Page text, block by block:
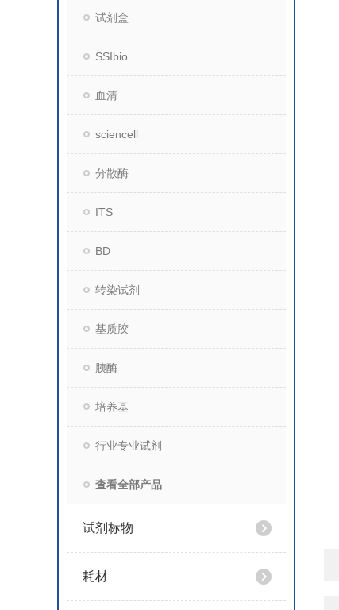
试剂盒
SSIbio
血清
sciencell
分散酶
ITS
BD
转染试剂
基质胶
胰酶
培养基
行业专业试剂
查看全部产品
试剂标物
耗材